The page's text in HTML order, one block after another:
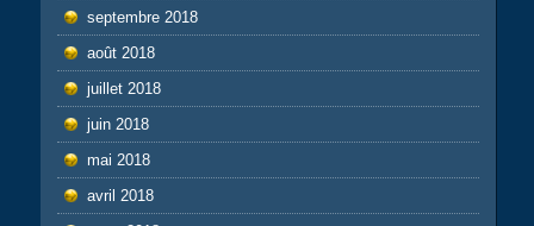
septembre 2018
août 2018
juillet 2018
juin 2018
mai 2018
avril 2018